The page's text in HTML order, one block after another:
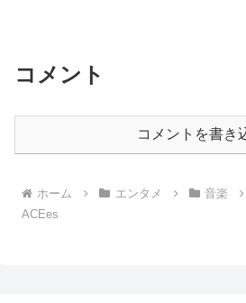
コメント
コメントを書き
ホーム エンタメ 音楽
ACEes